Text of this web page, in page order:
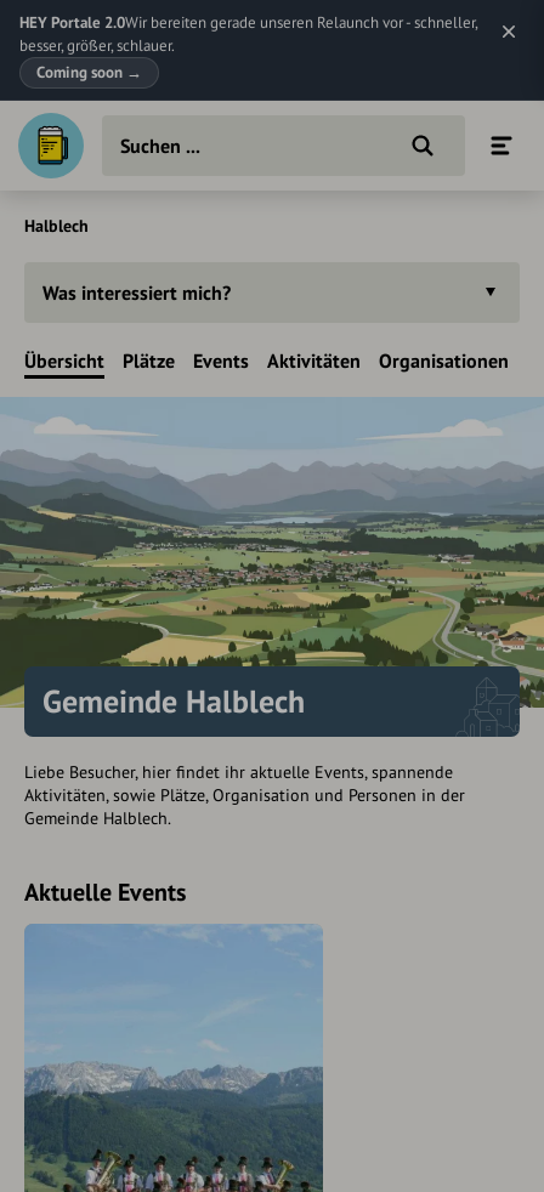
HEY Portale 2.0Wir bereiten gerade unseren Relaunch vor - schneller,
besser, größer, schlauer.
Coming soon →
Halblech
Was interessiert mich?
Übersicht Plätze Events Aktivitäten Organisationen
Gemeinde Halblech
Liebe Besucher, hier findet ihr aktuelle Events, spannende
Aktivitäten, sowie Plätze, Organisation und Personen in der
Gemeinde Halblech.
Aktuelle Events